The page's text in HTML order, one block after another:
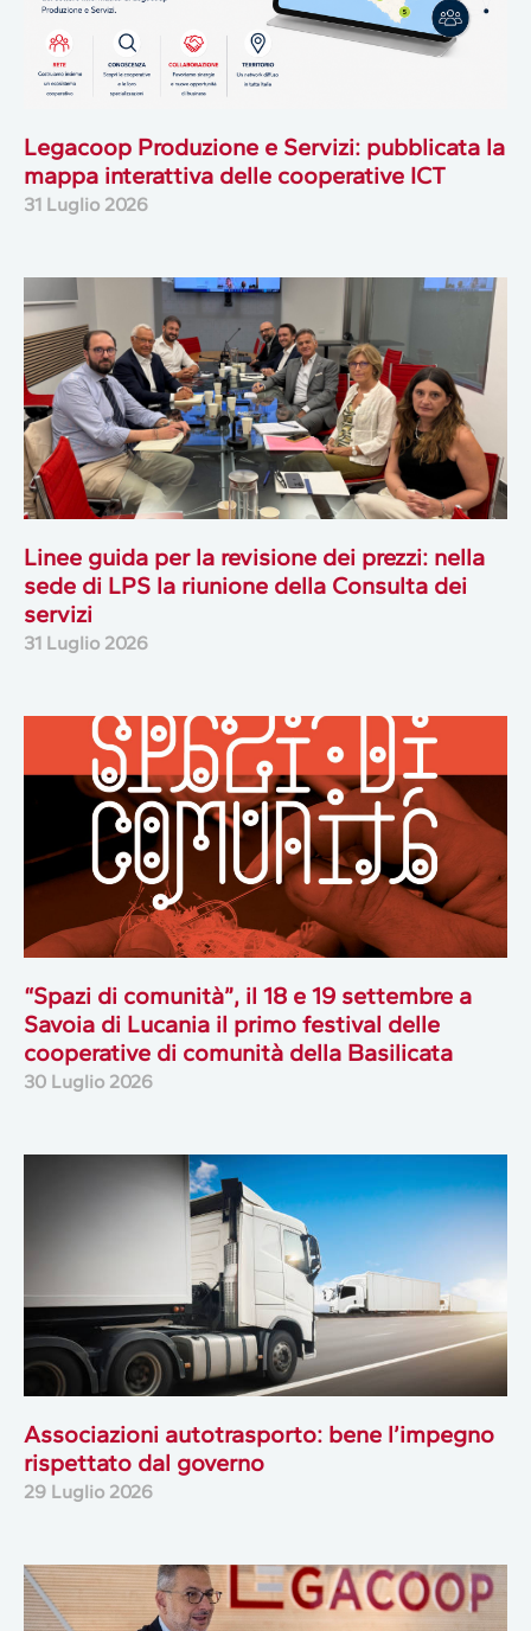
Legacoop Produzione e Servizi: pubblicata la
mappa interattiva delle cooperative ICT
31 Luglio 2026
Linee guida per la revisione dei prezzi: nella
sede di LPS la riunione della Consulta dei
servizi
31 Luglio 2026
“Spazi di comunità”, il 18 e 19 settembre a
Savoia di Lucania il primo festival delle
cooperative di comunità della Basilicata
30 Luglio 2026
Associazioni autotrasporto: bene l’impegno
rispettato dal governo
29 Luglio 2026